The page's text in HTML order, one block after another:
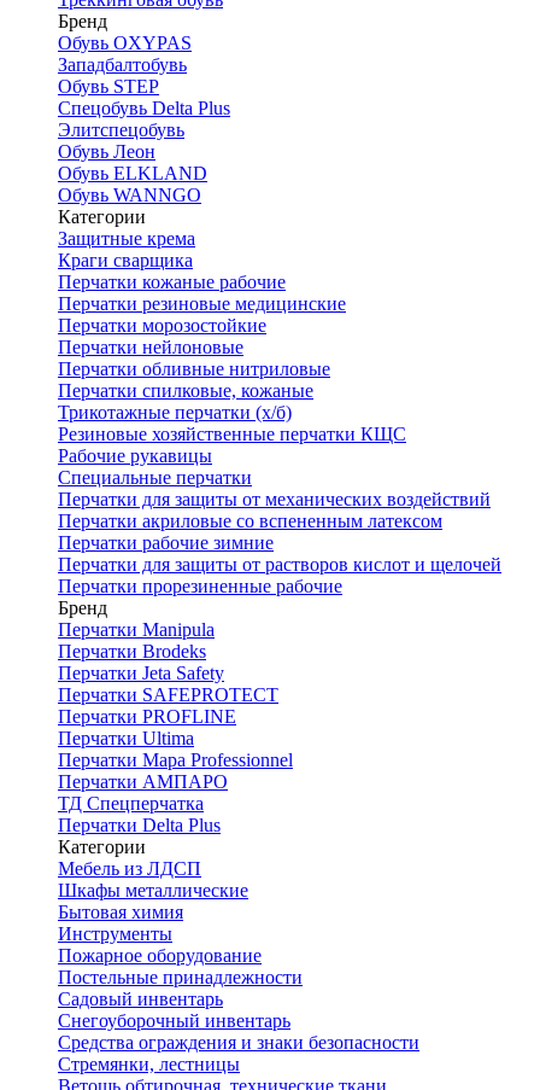
Бренд
Обувь OXYPAS
Западбалтобувь
Обувь STEP
Спецобувь Delta Plus
Элитспецобувь
Обувь Леон
Обувь ELKLAND
Обувь WANNGO
Категории
Защитные крема
Краги сварщика
Перчатки кожаные рабочие
Перчатки резиновые медицинские
Перчатки морозостойкие
Перчатки нейлоновые
Перчатки обливные нитриловые
Перчатки спилковые, кожаные
Трикотажные перчатки (х/б)
Резиновые хозяйственные перчатки КЩС
Рабочие рукавицы
Специальные перчатки
Перчатки для защиты от механических воздействий
Перчатки акриловые со вспененным латексом
Перчатки рабочие зимние
Перчатки для защиты от растворов кислот и щелочей
Перчатки прорезиненные рабочие
Бренд
Перчатки Manipula
Перчатки Brodeks
Перчатки Jeta Safety
Перчатки SAFEPROTECT
Перчатки PROFLINE
Перчатки Ultima
Перчатки Мара Professionnel
Перчатки АМПАРО
ТД Спецперчатка
Перчатки Delta Plus
Категории
Мебель из ЛДСП
Шкафы металлические
Бытовая химия
Инструменты
Пожарное оборудование
Постельные принадлежности
Садовый инвентарь
Снегоуборочный инвентарь
Средства ограждения и знаки безопасности
Стремянки, лестницы
Ветошь обтирочная, технические ткани